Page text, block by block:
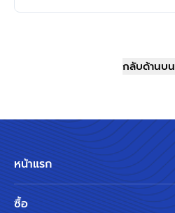
กลับด้านบน
หน้าแรก
ซื้อ